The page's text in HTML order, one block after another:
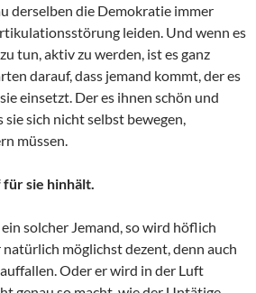
derselben die Demokratie immer
leiden. Und wenn es
tun, aktiv zu werden, ist es ganz
darauf, dass jemand kommt, der es
einsetzt. Der es ihnen schön und
sie sich nicht selbst bewegen,
müssen.
für sie hinhält.
solcher Jemand, so wird höflich
möglichst dezent, denn auch
Oder er wird in der Luft